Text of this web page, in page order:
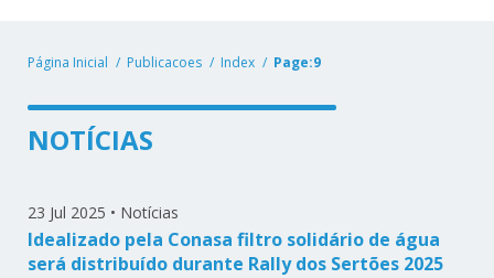
Página Inicial Publicacoes Index Page:9
NOTÍCIAS
23 Jul 2025 • Notícias
Idealizado pela Conasa filtro solidário de água
será distribuído durante Rally dos Sertões 2025